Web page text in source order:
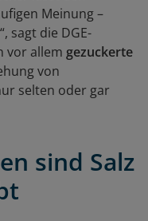
Meinung –
sagt die DGE-
vor allem gezuckerte
von
selten oder gar
sind Salz